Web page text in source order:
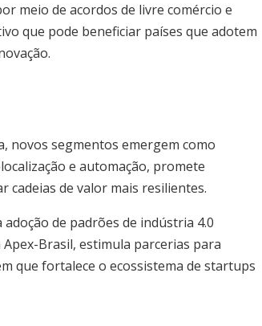
meio de acordos de livre comércio e
que pode beneficiar países que adotem
novos segmentos emergem como
e automação, promete
cadeias de valor mais resilientes.
de padrões de indústria 4.0
Brasil, estimula parcerias para
que fortalece o ecossistema de startups